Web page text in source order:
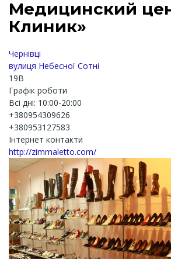
Медицинский
Клиник»
Чернівці
вулиця Небесної Сотні
19B
Графік роботи
Всі дні: 10:00-20:00
+380954309626
+380953127583
Інтернет контакти
http://zimmaletto.com/